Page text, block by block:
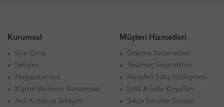
Kurumsal
Üye Girişi
İletişim
Mağazalarımız
Kişisel Verilerin Korunması
Acil Kırtasiye Şikayet
Müşteri Hizmetleri
Ödeme Seçenekleri
Teslimat Seçenekleri
Mesafeli Satış Sözleşmesi
İptal & İade Koşulları
Sıkça Sorulan Sorular